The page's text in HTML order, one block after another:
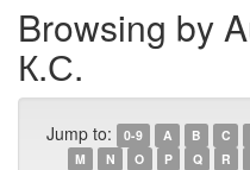
Browsing by
К.С.
Jump to: 0-9 A B C
M
N O P Q R